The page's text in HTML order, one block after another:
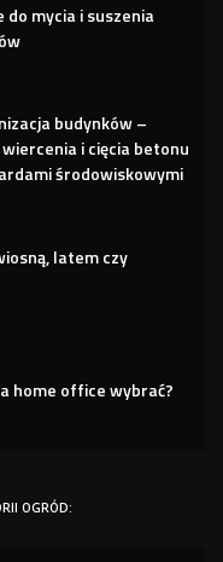
do mycia i suszenia
budynków –
i cięcia betonu
środowiskowymi
latem czy
home office wybrać?
OGRÓD: